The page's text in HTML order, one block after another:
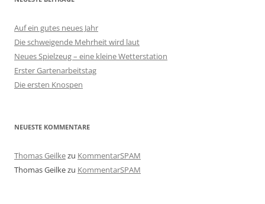
Auf ein gutes neues Jahr
Die schweigende Mehrheit wird laut
Neues Spielzeug – eine kleine Wetterstation
Erster Gartenarbeitstag
Die ersten Knospen
NEUESTE KOMMENTARE
Thomas Geilkezu KommentarSPAM
Thomas Geilkezu KommentarSPAM